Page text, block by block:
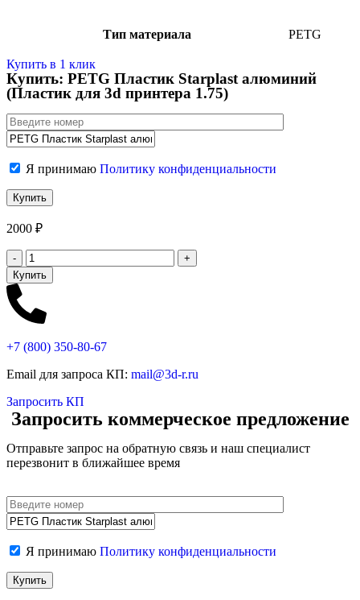
Тип материала PETG
Купить в 1 клик
Купить: PETG Пластик Starplast алюминий
(Пластик для 3d принтера 1.75)
Я принимаю Политику конфиденциальности
2000 ₽
Купить
+7 (800) 350-80-67
Email для запроса КП: mail@3d-r.ru
Запросить КП
Запросить коммерческое предложение
Отправьте запрос на обратную связь и наш специалист
перезвонит в ближайшее время
Я принимаю Политику конфиденциальности